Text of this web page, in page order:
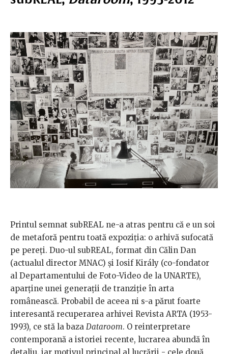
Printul semnat subREAL ne-a atras pentru că e un soi
de metaforă pentru toată expoziția: o arhivă sufocată
pe pereți. Duo-ul subREAL, format din Călin Dan
(actualul director MNAC) și Iosif Király (co-fondator
al Departamentului de Foto-Video de la UNARTE),
aparține unei generații de tranziție în arta
românească. Probabil de aceea ni s-a părut foarte
interesantă recuperarea arhivei Revista ARTA (1953-
1993), ce stă la baza Dataroom. O reinterpretare
contemporană a istoriei recente, lucrarea abundă în